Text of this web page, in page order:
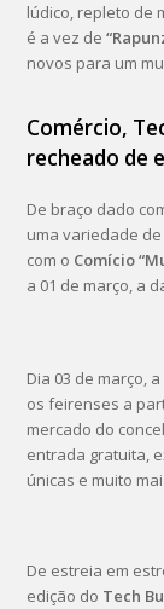
lúdico, repleto de
é a vez de
novos para um
Comércio,
recheado de
De braço dado
uma variedade
com o Comício
a 01 de março, a
Dia 03 de março,
os feirenses a
mercado do
entrada gratuita,
únicas e muito
De estreia em
edição do Tech